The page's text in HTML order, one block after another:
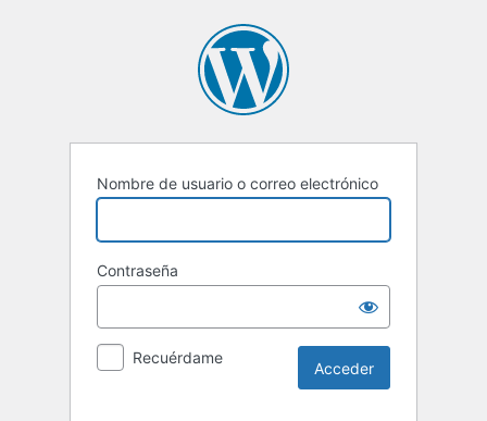
Nombre de usuario o correo electrónico
Contraseña
Recuérdame